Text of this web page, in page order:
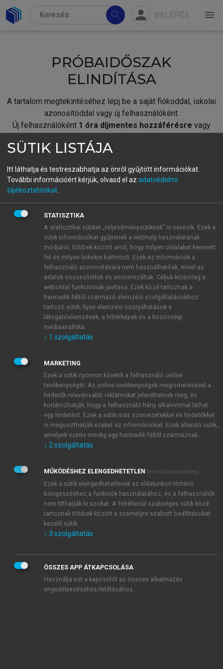
search person BELÉPÉS menu
PRÓBAIDŐSZAK
ELINDÍTÁSA
A tartalom megtekintéséhez lépj be a saját fiókoddal, iskolai
azonosítóddal vagy új felhasználóként.
Új felhasználóként 1 óra díjmentes hozzáférésre vagy
fiókoddal,vagy hozz létre új fiókot.
A regisztráció után apróbaidőszakautomatikusan
BELÉPÉS SAJÁT FIÓKKAL
ÚJ FIÓK LÉTREHOZÁSA
1 óra díjmentes hozzáférés
E-MAIL-CÍM
JELSZÓ
JELSZÓ ÚJRA
Kérek értesítést a MeRSZ újdonságairól, akcióiról.
Kérek értesítést az Akadémiai Kiadó Zrt. újdonságairól,
Adatkezelési tájékoztatóbanfoglaltakat tudomásul
veszem és elfogadom.
Általános vásárlási feltételeket, valamint a szotar.netés a
mersz.huoldalak licencszerződéseiben foglaltakat
tudomásul veszem és elfogadom.
KIPRÓBÁLOM
SÜTIK LISTÁJA
Itt láthatja és testreszabhatja az önről gyűjtött információkat.
További információért kérjük, olvasd el az adatvédelmi
tájékoztatónkat
STATISZTIKA
A statisztikai sütiket „teljesítménysütiknek” is nevezik. Ezek a
sütik információkat gyűjtenek a webhely használatának
módjáról, többek között arról, hogy milyen oldalakat keresett
fel és milyen linkekre kattintott. Ezek az információk a
felhasználó azonosítására nem használhatóak, mivel az
adatok összesítettek és anonimizáltak. Céljuk kizárólag a
weboldal funkcióinak javítása. Ezek közé tartoznak a
harmadik féltől származó elemzési szolgáltatásokhoz
tartozó sütik; ilyen elemzési szolgáltatások a
látogatóelemzések, a hőtérképek és a közösségi
médiaanalitika.
↓ 1 szolgáltatás
MARKETING
Ezek a sütik nyomon követik a felhasználó online
tevékenységét. Az online tevékenységek megismerésével a
hirdetők relevánsabb reklámokat jeleníthetnek meg, és
korlátozhatják, hogy a felhasználó hány alkalommal láthat
egy hirdetést. Ezek a sütik más szervezetekkel és hirdetőkkel
is megoszthatják ezeket az információkat. Ezek állandó sütik,
amelyek szinte mindig egy harmadik féltől származnak.
↓ 2 szolgáltatás
MŰKÖDÉSHEZ ELENGEDHETETLEN (mindig szükséges)
Ezek a sütik elengedhetetlenek az oldalunkon történő
böngészéshez,a funkciók használatához, és a felhasználók
nem tilthatják le azokat. A feltétlenül szükséges sütik közé
tartoznak többek között a személyre szabott beállításokat
kezelő sütik.
↓ 3 szolgáltatás
ÖSSZES APP ÁTKAPCSOLÁSA
Használja ezt a kapcsolót az összes alkalmazás
engedélyezéséhez/letiltásához.